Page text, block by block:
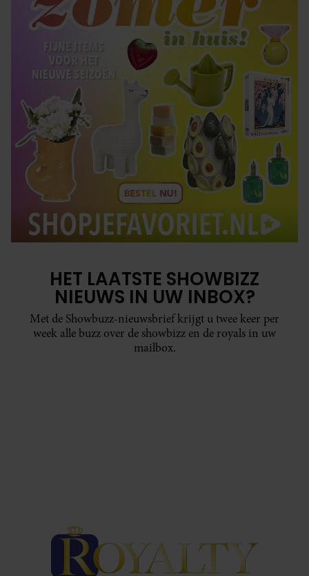
HET LAATSTE SHOWBIZZ
NIEUWS IN UW INBOX?
Met de Showbuzz-nieuwsbrief krijgt u twee keer per
week alle buzz over de showbizz en de royals in uw
mailbox.